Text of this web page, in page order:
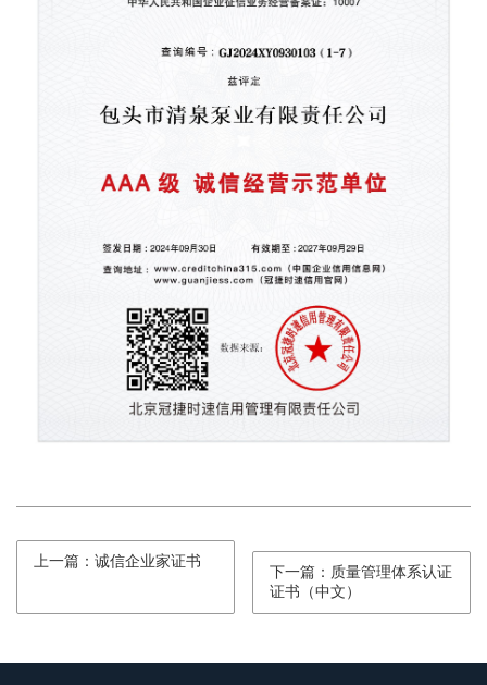
上一篇：诚信企业家证书
下一篇：质量管理体系认证
证书（中文）